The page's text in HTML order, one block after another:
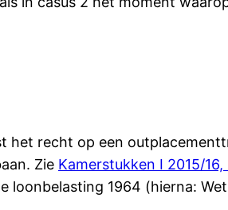
het recht op een
Zie Kamerstukken I 2015/
loonbelasting 1964 (hierna: